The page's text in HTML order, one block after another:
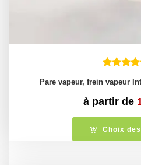
Pare vapeur, frein vapeur
à partir de
Choix